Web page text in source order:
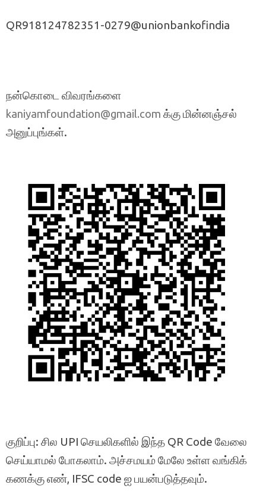
QR918124782351-0279@unionbankofindia
நன்கொடை விவரங்களை
kaniyamfoundation@gmail.com க்கு மின்னஞ்சல்
அனுப்புங்கள்.
குறிப்பு: சில UPI செயலிகளில் இந்த QR Code வேலை
செய்யாமல் போகலாம். அச்சமயம் மேலே உள்ள வங்கிக்
கணக்கு எண், IFSC code ஐ பயன்படுத்தவும்.